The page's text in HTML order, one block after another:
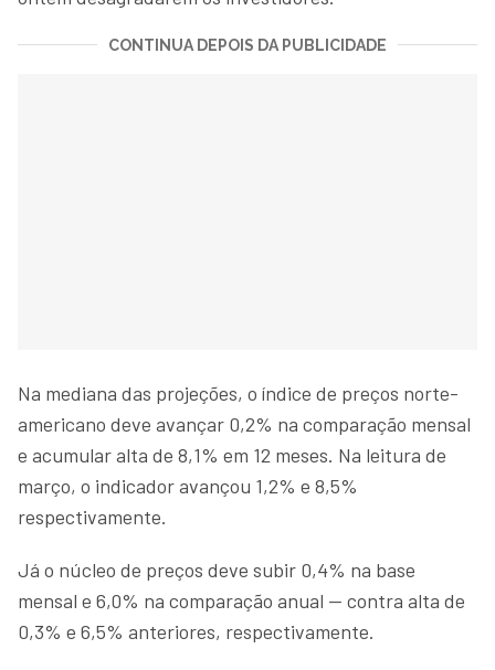
CONTINUA DEPOIS DA PUBLICIDADE
Na mediana das projeções, o índice de preços norte-
americano deve avançar 0,2% na comparação mensal
e acumular alta de 8,1% em 12 meses. Na leitura de
março, o indicador avançou 1,2% e 8,5%
respectivamente.
Já o núcleo de preços deve subir 0,4% na base
mensal e 6,0% na comparação anual — contra alta de
0,3% e 6,5% anteriores, respectivamente.